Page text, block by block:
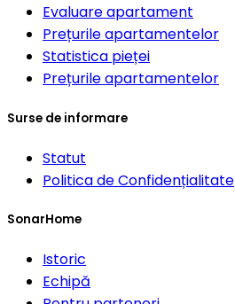
Evaluare apartament
Prețurile apartamentelor
Statistica pieței
Prețurile apartamentelor
Surse de informare
Statut
Politica de Confidențialitate
SonarHome
Istoric
Echipă